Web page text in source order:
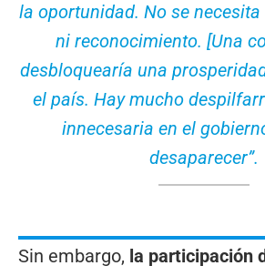
la oportunidad. No se
ni reconocimiento. [Una
desbloquearía una
el país. Hay mucho
innecesaria en el
desaparecer”.
Sin embargo, la participación